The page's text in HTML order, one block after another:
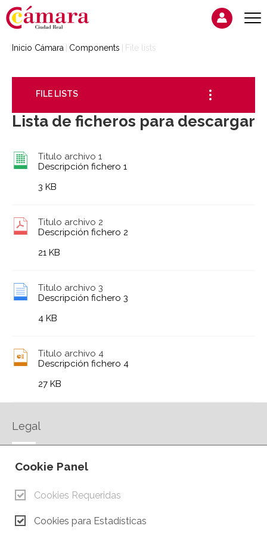
Inicio Cámara Components File lists
FILE LISTS
Lista de ficheros para descargar
Titulo archivo 1
Descripción fichero 1
3 KB
Titulo archivo 2
Descripción fichero 2
21 KB
Titulo archivo 3
Descripción fichero 3
4 KB
Titulo archivo 4
Descripción fichero 4
27 KB
Legal
AVISO LEGAL
CONTACTO
Cookie Panel
Cookies Requeridas
Cookies para Estadísticas